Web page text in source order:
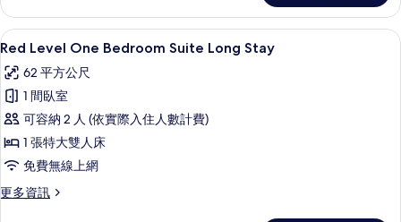
有
相
片
One
Bedroom
Master
的
詳
顯
示
Red
Level
One
Bedroom
Suite
Long
Red Level One Bedroom Suite Long
2
Red Level One Bedroom Suite Long Stay
62 平方公尺
1 間臥室
可容納 2 人 (依實際入住人數計費)
1 張特大雙人床
免費無線上網
更多資訊
更